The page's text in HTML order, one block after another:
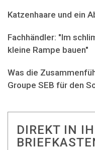
Katzenhaare und ein
Fachhändler: "Im
kleine Rampe bauen"
Was die
Groupe SEB für den
DIREKT IN